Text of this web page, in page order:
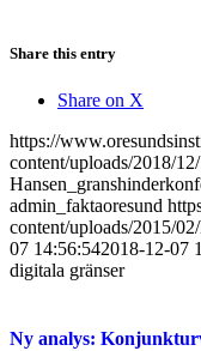
Share this entry
Share on X
https://
content/uploads/2018/
admin_faktaoresund
content/uploads/2015/
07 14:56:542018-12-07
digitala gränser
Ny analys: